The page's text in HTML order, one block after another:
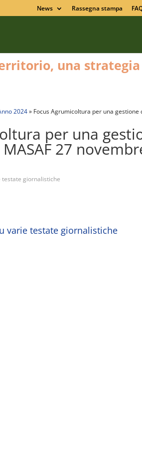
News Rassegna stampa
2024» Focus Agrumicoltura per una
per una
27
testate giornalistiche
varie testate giornalistiche
una